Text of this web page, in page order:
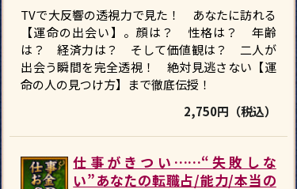
TVで大反響の透視力で見た！ あなたに訪れる
【運命の出会い】。顔は？ 性格は？ 年齢
は？ 経済力は？ そして価値観は？ 二人が
出会う瞬間を完全透視！ 絶対見逃さない【運
命の人の見つけ方】まで徹底伝授！
2,750円（税込）
仕事がきつい……“失敗しな
い”あなたの転職占/能力/本当の